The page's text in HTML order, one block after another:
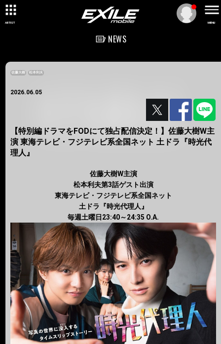
ARTIST MENU
NEWS
佐藤大樹 松本利夫
2026.06.05
【特別編ドラマをFODにて独占配信決定！】佐藤大樹W主
演 東海テレビ・フジテレビ系全国ネット 土ドラ『時光代
理人』
佐藤大樹W主演
松本利夫第3話ゲスト出演
東海テレビ・フジテレビ系全国ネット
土ドラ『時光代理人』
毎週土曜日23:40～24:35 O.A.